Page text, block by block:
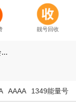
靓号回收
1349能量号
AAAA